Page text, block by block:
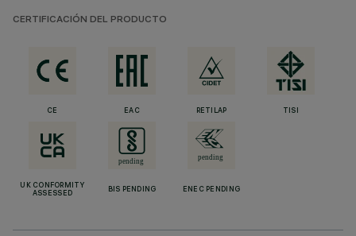
CERTIFICACIÓN DEL PRODUCTO
CE EAC RETILAP TISI
UK CONFORMITY
ASSESSED
BIS PENDING ENEC PENDING